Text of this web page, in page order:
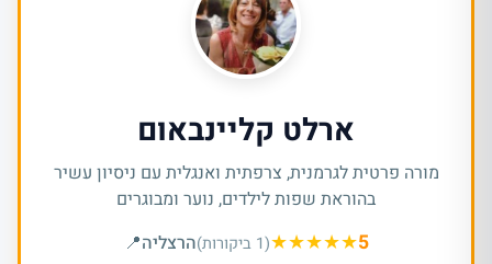
ארלט קליינבאום
מורה פרטית לגרמנית, צרפתית ואנגלית עם ניסיון עשיר
בהוראת שפות לילדים, נוער ומבוגרים
(1 ביקורות)★★★★★5 הרצליה📍